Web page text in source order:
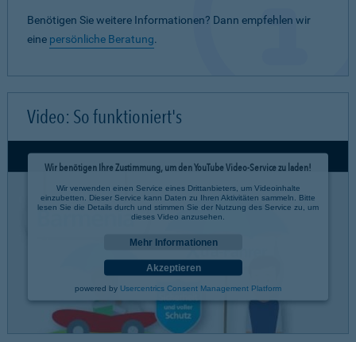
Benötigen Sie weitere Informationen? Dann empfehlen wir
eine persönliche Beratung.
Video: So funktioniert's
Wir benötigen Ihre Zustimmung, um den YouTube Video-Service zu laden!
Wir verwenden einen Service eines Drittanbieters, um Videoinhalte
einzubetten. Dieser Service kann Daten zu Ihren Aktivitäten sammeln. Bitte
lesen Sie die Details durch und stimmen Sie der Nutzung des Service zu, um
dieses Video anzusehen.
Mehr Informationen
Akzeptieren
powered by Usercentrics Consent Management Platform